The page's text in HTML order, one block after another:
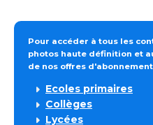
Pour accéder à tous les
photos haute définition et
de nos offres
Ecoles primaires
Collèges
Lycées